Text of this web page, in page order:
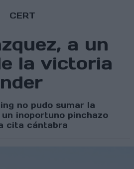
CERT
a un
la victoria
no pudo sumar la
inoportuno pinchazo
cita cántabra